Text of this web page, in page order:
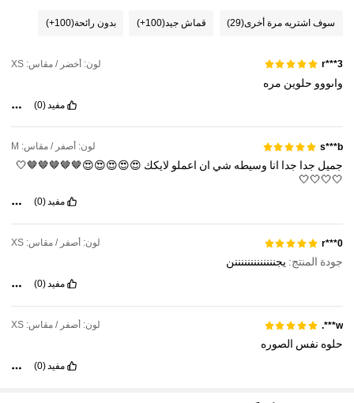
4.91
سوف اشتريه مرة أخرى(29) قماش جيد(100+) بدون رائحة(100+)
r***3 لون: أخضر / مقاس: XS
واىووو حلوين مره
مفيد(0)
s***b لون: أصفر / مقاس: M
جميل جدا جدا انا وسيطه شي ان اعملو لايكك 😍😍😍😍😍🤎🤎🤎🤎🤎🤍
🤍🤍🤍🤍
مفيد(0)
r***0 لون: أصفر / مقاس: XS
جودة المنتج: يجنننننننننننننن
مفيد(0)
w***. لون: أصفر / مقاس: XS
حلوه نفس الصوره
مفيد(0)